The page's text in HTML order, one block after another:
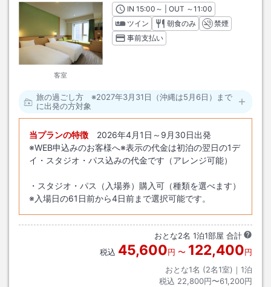
客室
INチェックイン
15:00 ～ | OUT チェックアウト
～11:00
ツイン
朝食のみ
禁煙
事前支払い
旅の過ごし方 ※2027年3月31日（沖縄は5月6日）まで
に出発の方対象
当プランの特徴 2026年4月1日～9月30日出発
※WEB申込みのお客様へ※表示の代金は初泊の翌日の1デ
イ・スタジオ・パス込みの代金です（アレンジ可能）
・スタジオ・パス（入場券）購入可（種類を選べます）
※入場日の61日前から4日前まで選択可能です。
おとな2名 1泊1部屋 合計
税込 45,600円 〜 122,400円
おとな1名 (2名1室)｜ 1泊
税込 22,800円〜61,200円